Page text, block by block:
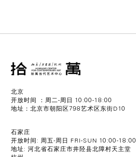
北京
开放时间 ：周二-周日 10:00-18:00
地址：北京市朝阳区798艺术区东街D10
石家庄
开放时间: 周五-周日 FRI-SUN 10:00-18:00
地址: 河北省石家庄市井陉县北障村天主堂